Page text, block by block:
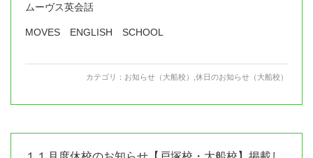
ムーヴス英会話
MOVES ENGLISH SCHOOL
カテゴリ： お知らせ（大船校） 休日のお知らせ（大船校）